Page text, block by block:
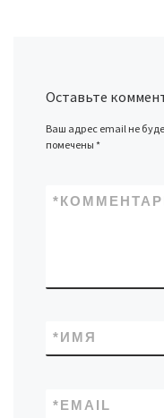
Оставьте
Ваш адрес email не
помечены*
*
ИМЯ
*
EMAIL
*